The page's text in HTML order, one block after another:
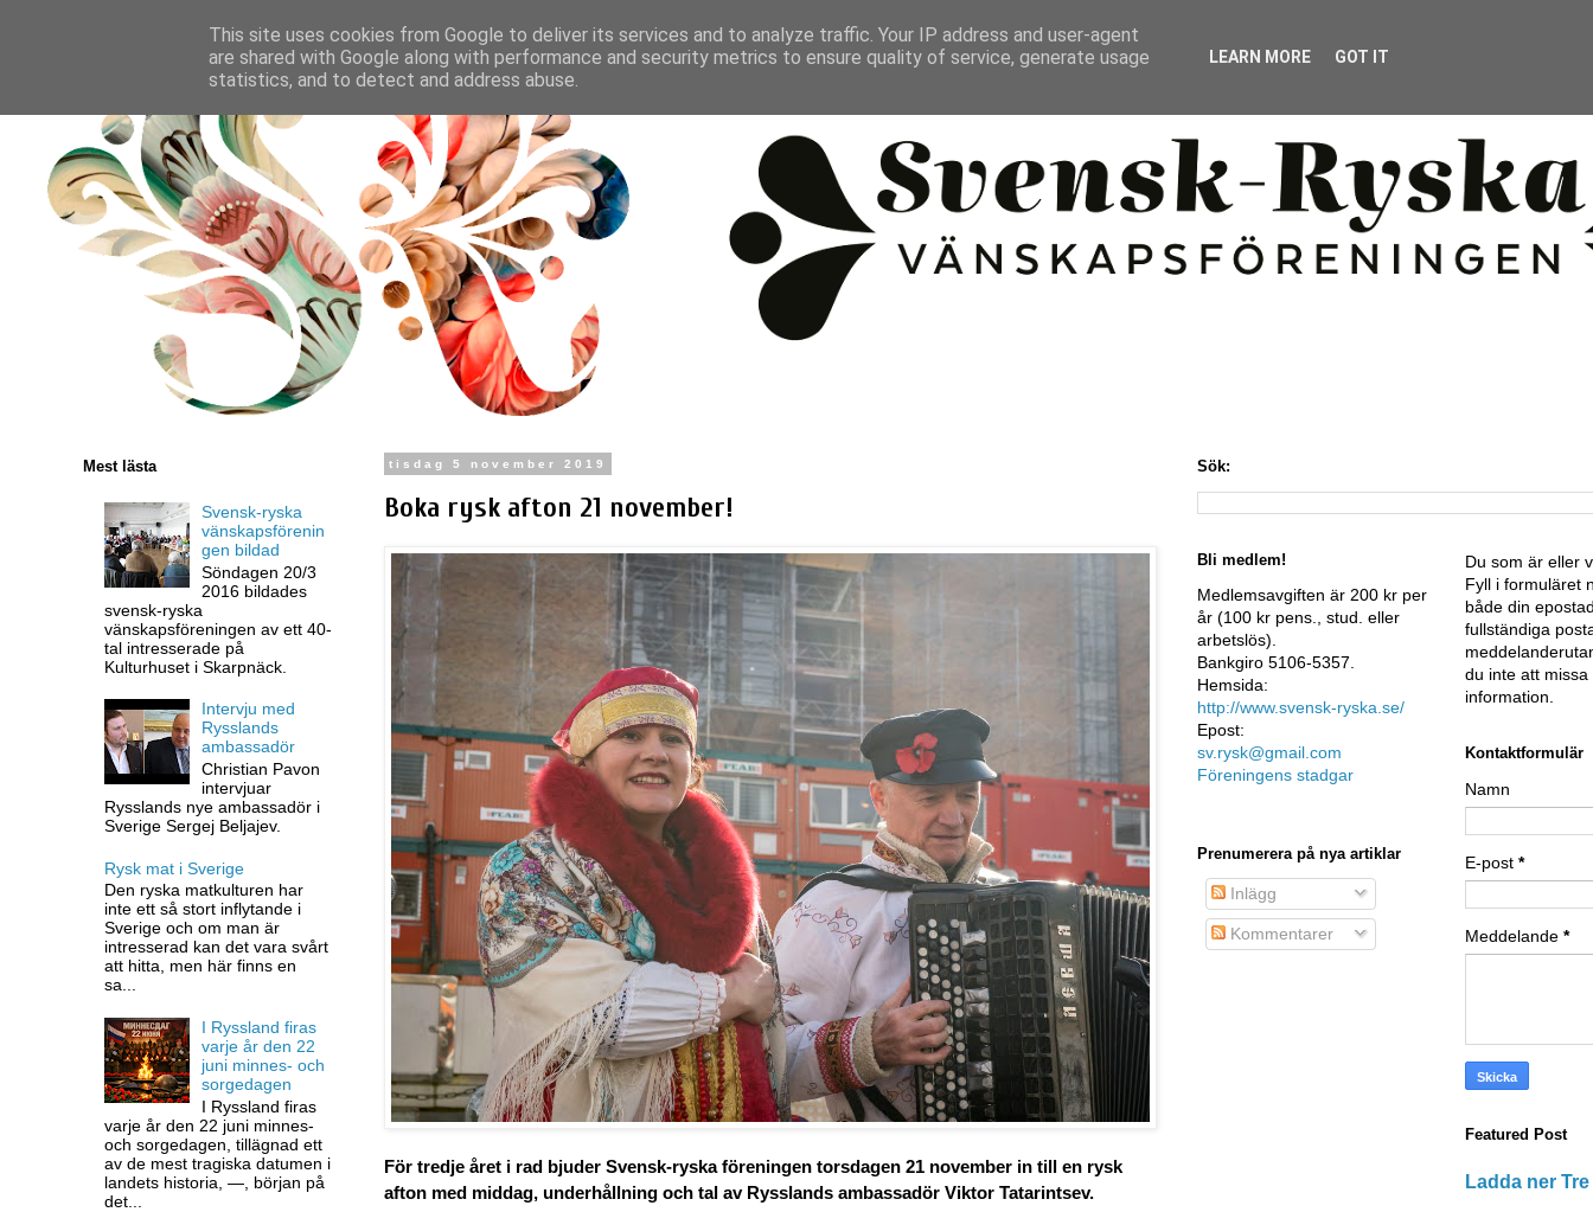
tisdag 5 november 2019
Boka rysk afton 21 november!
För tredje året i rad bjuder Svensk-ryska föreningen torsdagen 21 november in till en rysk
afton med middag, underhållning och tal av Rysslands ambassadör Viktor Tatarintsev.
Mest lästa
Svensk-ryska
vänskapsförenin
gen bildad
Söndagen 20/3
2016 bildades
svensk-ryska
vänskapsföreningen av ett 40-
tal intresserade på
Kulturhuset i Skarpnäck.
Intervju med
Rysslands
ambassadör
Christian Pavon
intervjuar
Rysslands nye ambassadör i
Sverige Sergej Beljajev.
Rysk mat i Sverige
Den ryska matkulturen har
inte ett så stort inflytande i
Sverige och om man är
intresserad kan det vara svårt
att hitta, men här finns en
sa...
I Ryssland firas
varje år den 22
juni minnes- och
sorgedagen
I Ryssland firas
varje år den 22 juni minnes-
och sorgedagen, tillägnad ett
av de mest tragiska datumen i
landets historia, —, början på
det...
Sök:
Bli medlem!
Medlemsavgiften är 200 kr per
år (100 kr pens., stud. eller
arbetslös).
Bankgiro 5106-5357.
Hemsida:
http://www.svensk-ryska.se/
Epost:
sv.rysk@gmail.com
Föreningens stadgar
Prenumerera på nya artiklar
Inlägg
Kommentarer
Du som är eller
Fyll i formuläret
både din
fullständiga
du inte att missa
information.
Kontaktformulär
Namn
E-post *
Meddelande *
Featured Post
Ladda ner
This site uses cookies from Google to deliver its services and to analyze traffic. Your IP address and user-agent
are shared with Google along with performance and security metrics to ensure quality of service, generate usage
statistics, and to detect and address abuse.
LEARN MORE GOT IT